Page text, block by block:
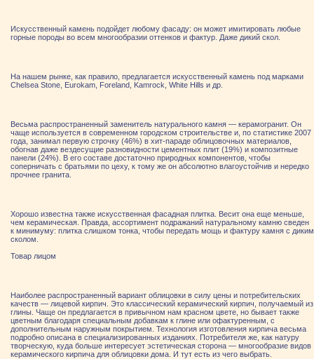
Искусственный камень подойдет любому фасаду: он может имитировать любые
горные породы во всем многообразии оттенков и фактур. Даже дикий скол.
На нашем рынке, как правило, предлагается искусственный камень под марками
Chelsea Stone, Eurokam, Foreland, Kamrock, White Hills и др.
Весьма распространенный заменитель натурального камня — керамогранит. Он
чаще используется в современном городском строительстве и, по статистике 2007
года, занимал первую строчку (46%) в хит-параде облицовочных материалов,
обогнав даже вездесущие разновидности цементных плит (19%) и композитные
панели (24%). В его составе достаточно природных компонентов, чтобы
соперничать с братьями по цеху, к тому же он абсолютно влагоустойчив и нередко
прочнее гранита.
Хорошо известна также искусственная фасадная плитка. Весит она еще меньше,
чем керамическая. Правда, ассортимент подражаний натуральному камню сведен
к минимуму: плитка слишком тонка, чтобы передать мощь и фактуру камня с диким
сколом.
Товар лицом
Наиболее распространенный вариант облицовки в силу цены и потребительских
качеств — лицевой кирпич. Это классический керамический кирпич, получаемый из
глины. Чаще он предлагается в привычном нам красном цвете, но бывает также
цветным благодаря специальным добавкам к глине или офактуренным, с
дополнительным наружным покрытием. Технология изготовления кирпича весьма
подробно описана в специализированных изданиях. Потребителя же, как натуру
творческую, куда больше интересует эстетическая сторона — многообразие видов
керамического кирпича для облицовки дома. И тут есть из чего выбрать.